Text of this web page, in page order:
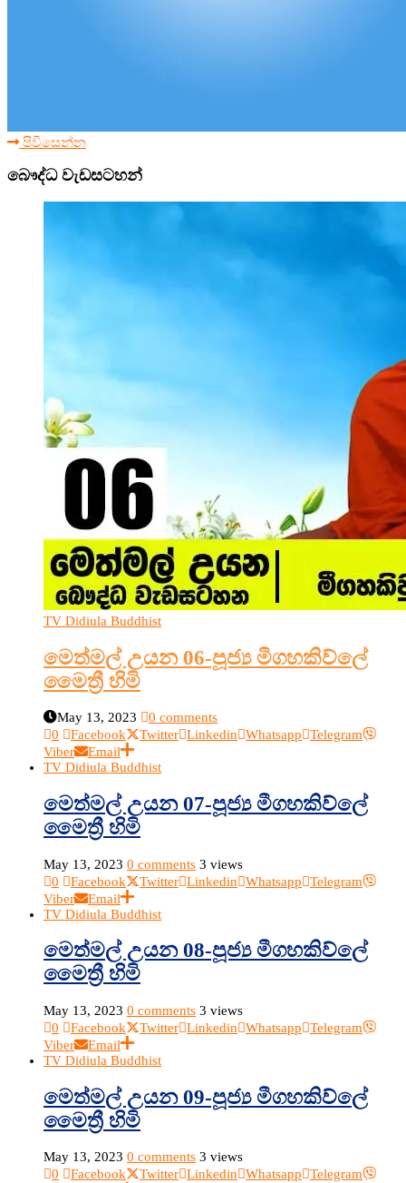
පිවිසෙන්න
බෞද්ධ වැඩසටහන්
TV Didiula Buddhist
මෙත්මල් උයන 06-පූජ්‍ය මීගහකිව්ලේ
මෛත්‍රී හිමි
May 13, 2023
0 comments
0
Facebook Twitter Linkedin Whatsapp
Telegram
Viber
Email
TV Didiula Buddhist
මෙත්මල් උයන 07-පූජ්‍ය මීගහකිව්ලේ
මෛත්‍රී හිමි
May 13, 2023 0 comments 3 views
0
Facebook Twitter Linkedin Whatsapp
Telegram
Viber
Email
TV Didiula Buddhist
මෙත්මල් උයන 08-පූජ්‍ය මීගහකිව්ලේ
මෛත්‍රී හිමි
May 13, 2023 0 comments 3 views
0
Facebook Twitter Linkedin Whatsapp
Telegram
Viber
Email
TV Didiula Buddhist
මෙත්මල් උයන 09-පූජ්‍ය මීගහකිව්ලේ
මෛත්‍රී හිමි
May 13, 2023 0 comments 3 views
0
Facebook Twitter Linkedin Whatsapp
Telegram